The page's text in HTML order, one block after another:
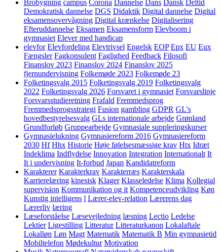
Brobygning campus Corona Dannelse Dans Dansk Deltid
Demokratisk dannelse DGS Didaktik Digital dannelse Digital
eksamensovervågning Digital krænkelse Digitalisering
Efteruddannelse Eksamen Eksamensform Elevboom i
gymnasiet Elever med handicap
elevfor Elevfordeling Elevtrivsel Engelsk EOP Epx EU Eux
Fængsler Fagkonsulent Faglighed Feedback Filosofi
Finanslov 2023 Finanslov 2024 Finanslov 2025
fjernundervisning Folkemøde 2023 Folkemøde 23
Folketingsvalg 2015 Folketingsvalg 2019 Folketingsvalg
2022 Folketingsvalg 2026 Forsvaret i gymnasiet Forsvarslinje
Forsvarsstudieretning Frafald Fremmedsprog
Fremmedsprogsstrategi Fusion gambling GDPR GL's
hovedbestyrelsesvalg GLs internationale arbejde Grønland
Grundforløb Gruppearbejde Gymnasiale suppleringskurser
Gymnasielukning Gymnasiereform 2016 Gymnasiereform
2030 Hf Hhx Historie Høje følelsesmæssige krav Htx Idræt
Indeklima Indflydelse Innovation Integration Internationalt It
It i undervisning It-forbud Japan Kandidatreform
Karakterer Karakterkrav Karakterræs Karakterskala
Karrierelæring kinesisk Klager Klasseledelse Klima Kollegial
supervision Kommunikation og it Kompetenceudvikling Køn
Kunstig intelligens l Lærer-elev-relation Lærerens dag
Lærerliv læring
Læseforståelse Læsevejledning læsning Lectio Ledelse
Lektier Ligestilling Litteratur Litteraturkanon Lokalaftale
Lokalløn Løn Magt Matematik Matematik B Min gymnasietid
Mobiltelefon Mødekultur Motivation